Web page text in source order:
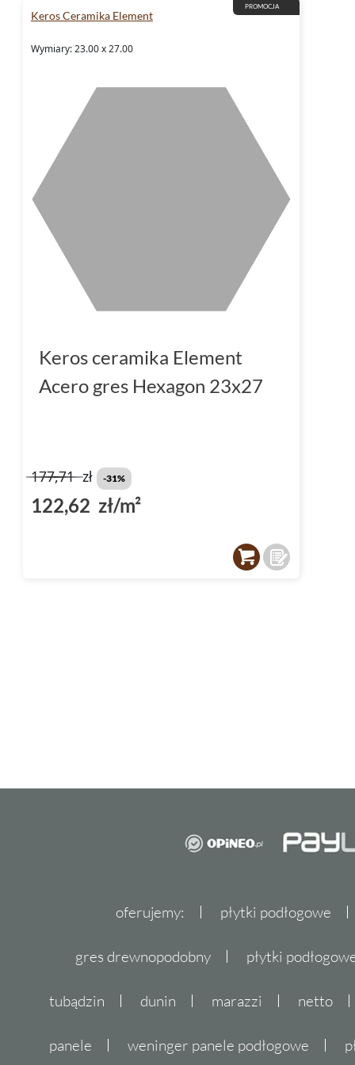
tej kolekcji i stwórz
marzyłeś.
PROMOCJA
Keros Ceramika Element
Wymiary: 23.00 x 27.00
Keros ceramika Element
Acero gres Hexagon 23x27
177,71zł -31%
122,62 zł/m²
oferujemy: płytki podłogowe
gres drewnopodobny płytki
tubądzin dunin marazzi netto
panele weninger panele podłogowe